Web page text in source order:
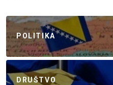
POLITIKA
DRUŠTVO